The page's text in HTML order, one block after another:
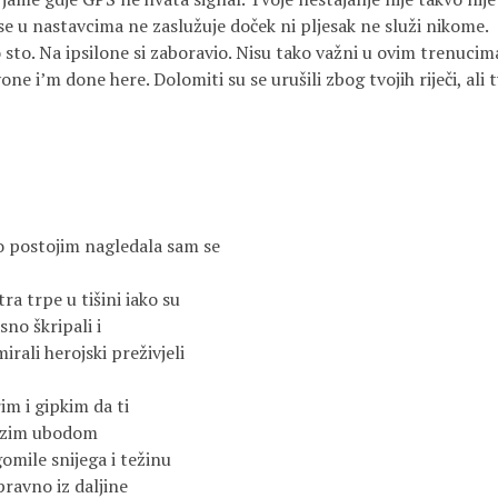
u nastavcima ne zaslužuje doček ni pljesak ne služi nikome.
Na ipsilone si zaboravio. Nisu tako važni u ovim
i’m done here. Dolomiti su se urušili zbog tvojih riječi, ali
nagledala sam se
trpe u tišini iako su
škripali i
herojski preživjeli
i gipkim da ti
ubodom
snijega i težinu
iz daljine